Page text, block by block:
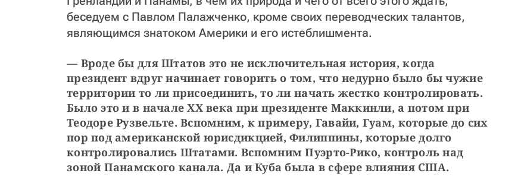
беседуем с Павлом Палажченко, кроме своих переводческих талантов,
являющимся знатоком Америки и его истеблишмента.
— Вроде бы для Штатов это не исключительная история, когда
президент вдруг начинает говорить о том, что недурно было бы чужие
территории то ли присоединить, то ли начать жестко контролировать.
Было это и в начале ХХ века при президенте Маккинли, а потом при
Теодоре Рузвельте. Вспомним, к примеру, Гавайи, Гуам, которые до сих
пор под американской юрисдикцией, Филиппины, которые долго
контролировались Штатами. Вспомним Пуэрто-Рико, контроль над
зоной Панамского канала. Да и Куба была в сфере влияния США.